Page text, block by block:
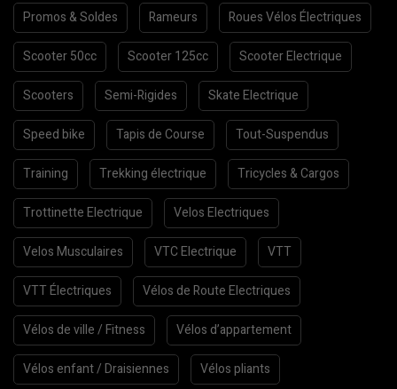
Promos & Soldes Rameurs Roues Vélos Électriques
Scooter 50cc Scooter 125cc Scooter Electrique
Scooters Semi-Rigides Skate Electrique
Speed bike Tapis de Course Tout-Suspendus
Training Trekking électrique Tricycles & Cargos
Trottinette Electrique Velos Electriques
Velos Musculaires VTC Electrique VTT
VTT Électriques Vélos de Route Electriques
Vélos de ville / Fitness Vélos d’appartement
Vélos enfant / Draisiennes Vélos pliants